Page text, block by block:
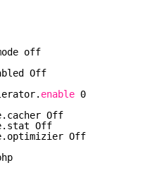
off
Off
enable 0
Off
Off
Off